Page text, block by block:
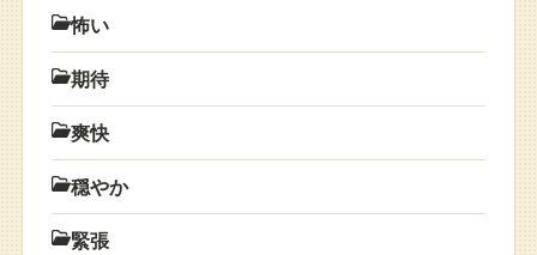
怖い
期待
爽快
穏やか
緊張